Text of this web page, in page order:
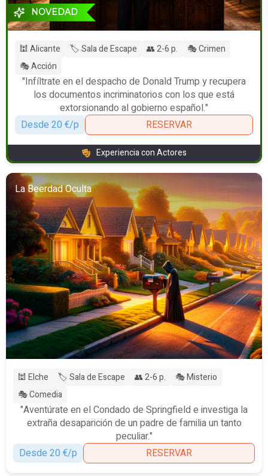
NOVEDAD
🕍 Alicante 🏷️ Sala de Escape 👥 2-6 p.
🎭 Crimen
🎭 Acción
"Infíltrate en el despacho de Donald Trump y recupera
los documentos incriminatorios con los que está
extorsionando al gobierno español."
Desde 20 €/p
RESERVAR
Experiencia con Actores
La Beerdad Oculta
🕍 Elche 🏷️ Sala de Escape 👥 2-6 p.
🎭 Misterio
🎭 Comedia
"Aventúrate en el Condado de Springfield e investiga la
extraña desaparición de un padre de familia un tanto
peculiar."
Desde 20 €/p
RESERVAR